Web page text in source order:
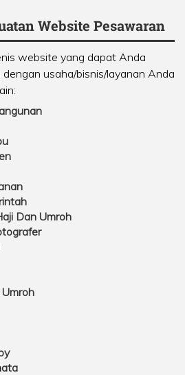
Website Pesawaran
website yang dapat Anda
usaha/bisnis/layanan Anda
Dan Umroh